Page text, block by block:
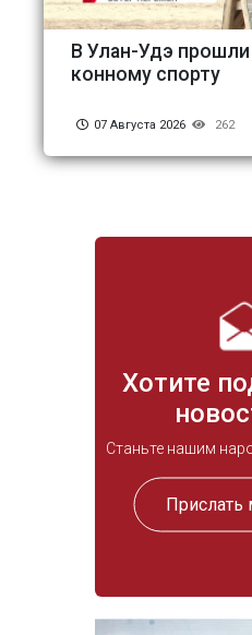
Хотите
Станьте нашим
Прислать
В Улан-Удэ
конному спорту
07 Августа 2026 262